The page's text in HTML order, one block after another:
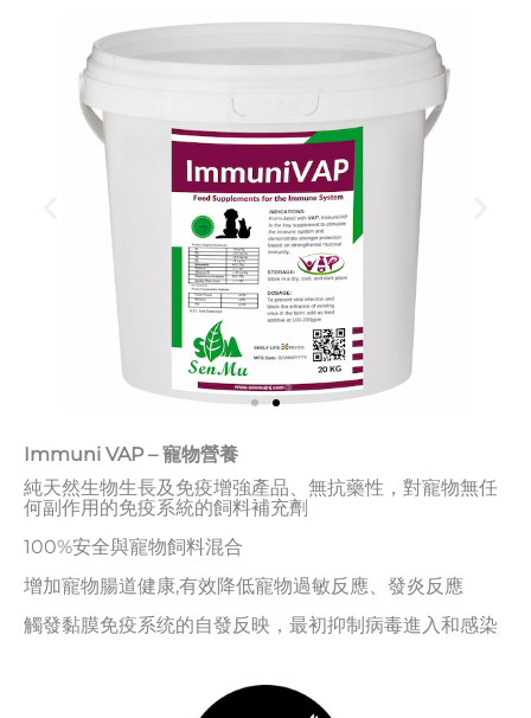
Immuni VAP – 寵物營養
純天然生物生長及免疫增強產品、無抗藥性，對寵物無任
何副作用的免疫系統的飼料補充劑
100%安全與寵物飼料混合
增加寵物腸道健康,有效降低寵物過敏反應、發炎反應
觸發黏膜免疫系统的自發反映，最初抑制病毒進入和感染